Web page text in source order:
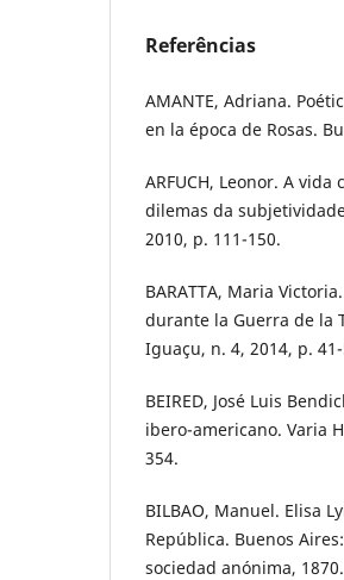
Referências
AMANTE, Adriana.
en la época de Rosas.
ARFUCH, Leonor. A vida
dilemas da
2010, p. 111-150.
BARATTA, Maria
durante la Guerra de la
Iguaçu, n. 4, 2014, p.
BEIRED, José Luis
ibero-americano. Varia
354.
BILBAO, Manuel. Elisa
República. Buenos
sociedad anónima, 1870.